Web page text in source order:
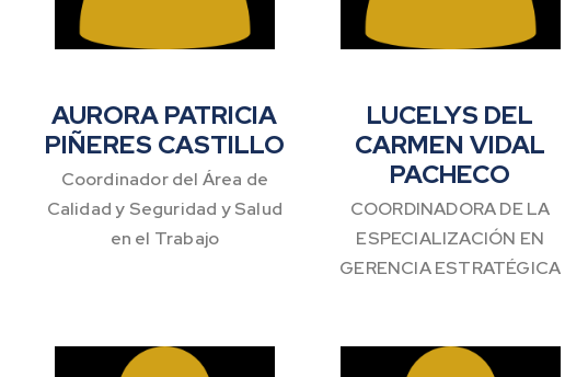
AURORA PATRICIA
PIÑERES CASTILLO
Coordinador del Área de
Calidad y Seguridad y Salud
en el Trabajo
LUCELYS DEL
CARMEN VIDAL
PACHECO
COORDINADORA DE LA
ESPECIALIZACIÓN EN
GERENCIA ESTRATÉGICA